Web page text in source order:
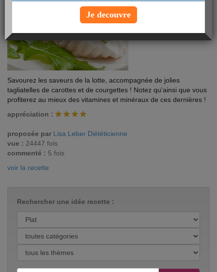
Savourez les saveurs de la lotte, accompagnée de jolies
tagliatelles de carottes et de courgettes ! Notez qu'ainsi que vous
profiterez au mieux des vitamines et minéraux de ces dernières !
appréciation :
proposée par Lisa Leber Diététicienne
vue : 24447 fois
commenté : 5 fois
voir la recette
Rechercher une idée recette :
Je decouvre